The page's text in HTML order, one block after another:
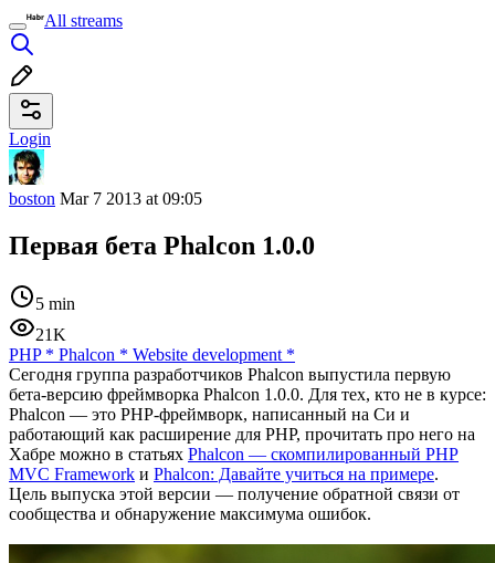
All streams
Login
boston Mar 7 2013 at 09:05
Первая бета Phalcon 1.0.0
5 min
21K
PHP* Phalcon * Website development *
Сегодня группа разработчиков Phalcon выпустила первую
бета-версию фреймворка Phalcon 1.0.0. Для тех, кто не в курсе:
Phalcon — это PHP-фреймворк, написанный на Си и
работающий как расширение для PHP, прочитать про него на
Хабре можно в статьях Phalcon — скомпилированный PHP
MVC Framework и Phalcon: Давайте учиться на примере.
Цель выпуска этой версии — получение обратной связи от
сообщества и обнаружение максимума ошибок.